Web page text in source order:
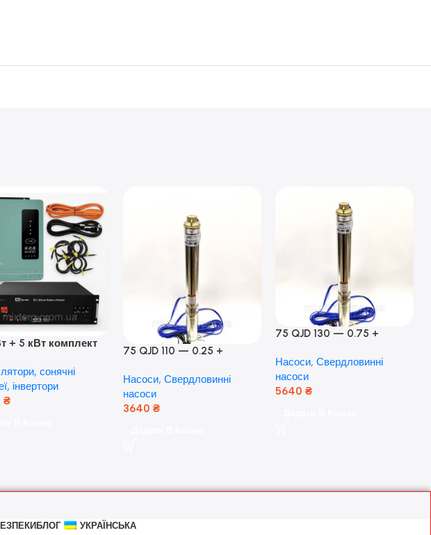
+ 5 кВт комплект
інвертор Anern
Dyness, 50А
сонячні
інвертори
₴
75 QJD 110 — 0.25 +
Мідь!
Насоси, Свердловинні
насоси
3640 ₴
75 QJD 130 — 0.75 +
Насоси, Свердловинні
насоси
5640 ₴
БЛОГ УКРАЇНСЬКА